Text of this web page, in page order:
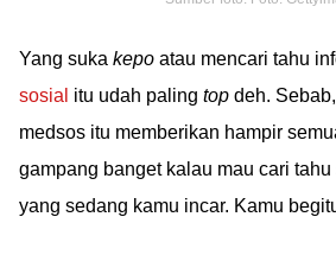
Yang suka kepo atau mencari tahu
sosial itu udah paling top deh.
medsos itu memberikan hampir
gampang banget kalau mau cari
yang sedang kamu incar. Kamu